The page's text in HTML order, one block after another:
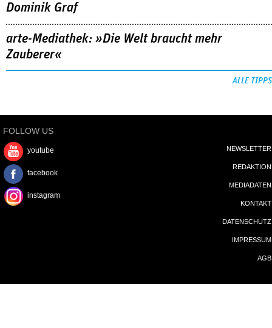
Dominik Graf
arte-Mediathek: »Die Welt braucht mehr
Zauberer«
ALLE TIPPS
FOLLOW US
youtube
facebook
instagram
NEWSLETTER
REDAKTION
MEDIADATEN
KONTAKT
DATENSCHUTZ
IMPRESSUM
AGB